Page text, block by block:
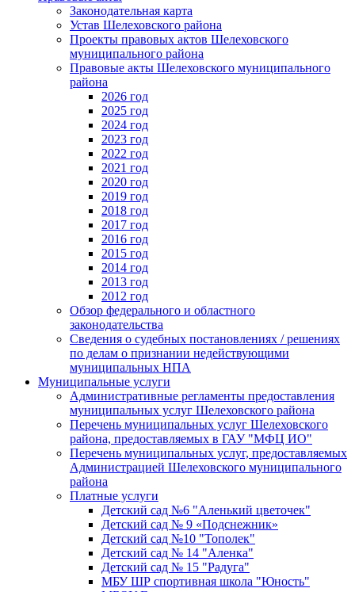
Законодательная карта
Устав Шелеховского района
Проекты правовых актов Шелеховского
муниципального района
Правовые акты Шелеховского муниципального
района
2026 год
2025 год
2024 год
2023 год
2022 год
2021 год
2020 год
2019 год
2018 год
2017 год
2016 год
2015 год
2014 год
2013 год
2012 год
Обзор федерального и областного
законодательства
Сведения о судебных постановлениях / решениях
по делам о признании недействующими
муниципальных НПА
Муниципальные услуги
Административные регламенты предоставления
муниципальных услуг Шелеховского района
Перечень муниципальных услуг Шелеховского
района, предоставляемых в ГАУ "МФЦ ИО"
Перечень муниципальных услуг, предоставляемых
Администрацией Шелеховского муниципального
района
Платные услуги
Детский сад №6 "Аленький цветочек"
Детский сад № 9 «Подснежник»
Детский сад №10 "Тополек"
Детский сад № 14 "Аленка"
Детский сад № 15 "Радуга"
МБУ ШР спортивная школа "Юность"